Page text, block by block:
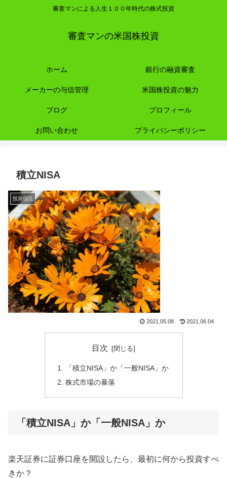
審査マンによる人生１００年時代の株式投資
審査マンの米国株投資
ホーム 銀行の融資審査
メーカーの与信管理 米国株投資の魅力
ブログ プロフィール
お問い合わせ プライバシーポリシー
積立NISA
投資信託
2021.05.08 2021.06.04
目次
「積立NISA」か「一般NISA」か
株式市場の暴落
「積立NISA」か「一般NISA」か
楽天証券に証券口座を開設したら、最初に何から投資すべ
きか？